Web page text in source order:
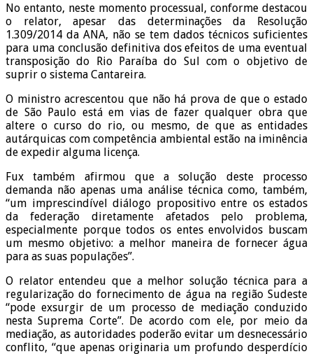
No entanto, neste momento processual, conforme destacou
o relator, apesar das determinações da Resolução
1.309/2014 da ANA, não se tem dados técnicos suficientes
para uma conclusão definitiva dos efeitos de uma eventual
transposição do Rio Paraíba do Sul com o objetivo de
suprir o sistema Cantareira.
O ministro acrescentou que não há prova de que o estado
de São Paulo está em vias de fazer qualquer obra que
altere o curso do rio, ou mesmo, de que as entidades
autárquicas com competência ambiental estão na iminência
de expedir alguma licença.
Fux também afirmou que a solução deste processo
demanda não apenas uma análise técnica como, também,
“um imprescindível diálogo propositivo entre os estados
da federação diretamente afetados pelo problema,
especialmente porque todos os entes envolvidos buscam
um mesmo objetivo: a melhor maneira de fornecer água
para as suas populações”.
O relator entendeu que a melhor solução técnica para a
regularização do fornecimento de água na região Sudeste
“pode exsurgir de um processo de mediação conduzido
nesta Suprema Corte”. De acordo com ele, por meio da
mediação, as autoridades poderão evitar um desnecessário
conflito, “que apenas originaria um profundo desperdício